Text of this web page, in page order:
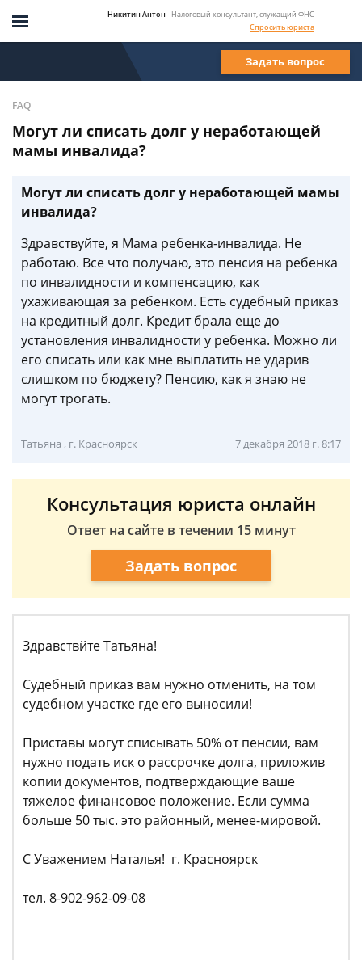
Никитин Антон - Налоговый консультант, служащий ФНС
Спросить юриста
Задать вопрос
FAQ
Могут ли списать долг у неработающей
мамы инвалида?
Могут ли списать долг у неработающей мамы
инвалида?
Здравствуйте, я Мама ребенка-инвалида. Не
работаю. Все что получаю, это пенсия на ребенка
по инвалидности и компенсацию, как
ухаживающая за ребенком. Есть судебный приказ
на кредитный долг. Кредит брала еще до
установления инвалидности у ребенка. Можно ли
его списать или как мне выплатить не ударив
слишком по бюджету? Пенсию, как я знаю не
могут трогать.
Татьяна , г. Красноярск 7 декабря 2018 г. 8:17
Консультация юриста онлайн
Ответ на сайте в течении 15 минут
Задать вопрос
Здравствйте Татьяна!
Судебный приказ вам нужно отменить, на том
судебном участке где его выносили!
Приставы могут списывать 50% от пенсии, вам
нужно подать иск о рассрочке долга, приложив
копии документов, подтверждающие ваше
тяжелое финансовое положение. Если сумма
больше 50 тыс. это районный, менее-мировой.
С Уважением Наталья! г. Красноярск
тел. 8-902-962-09-08